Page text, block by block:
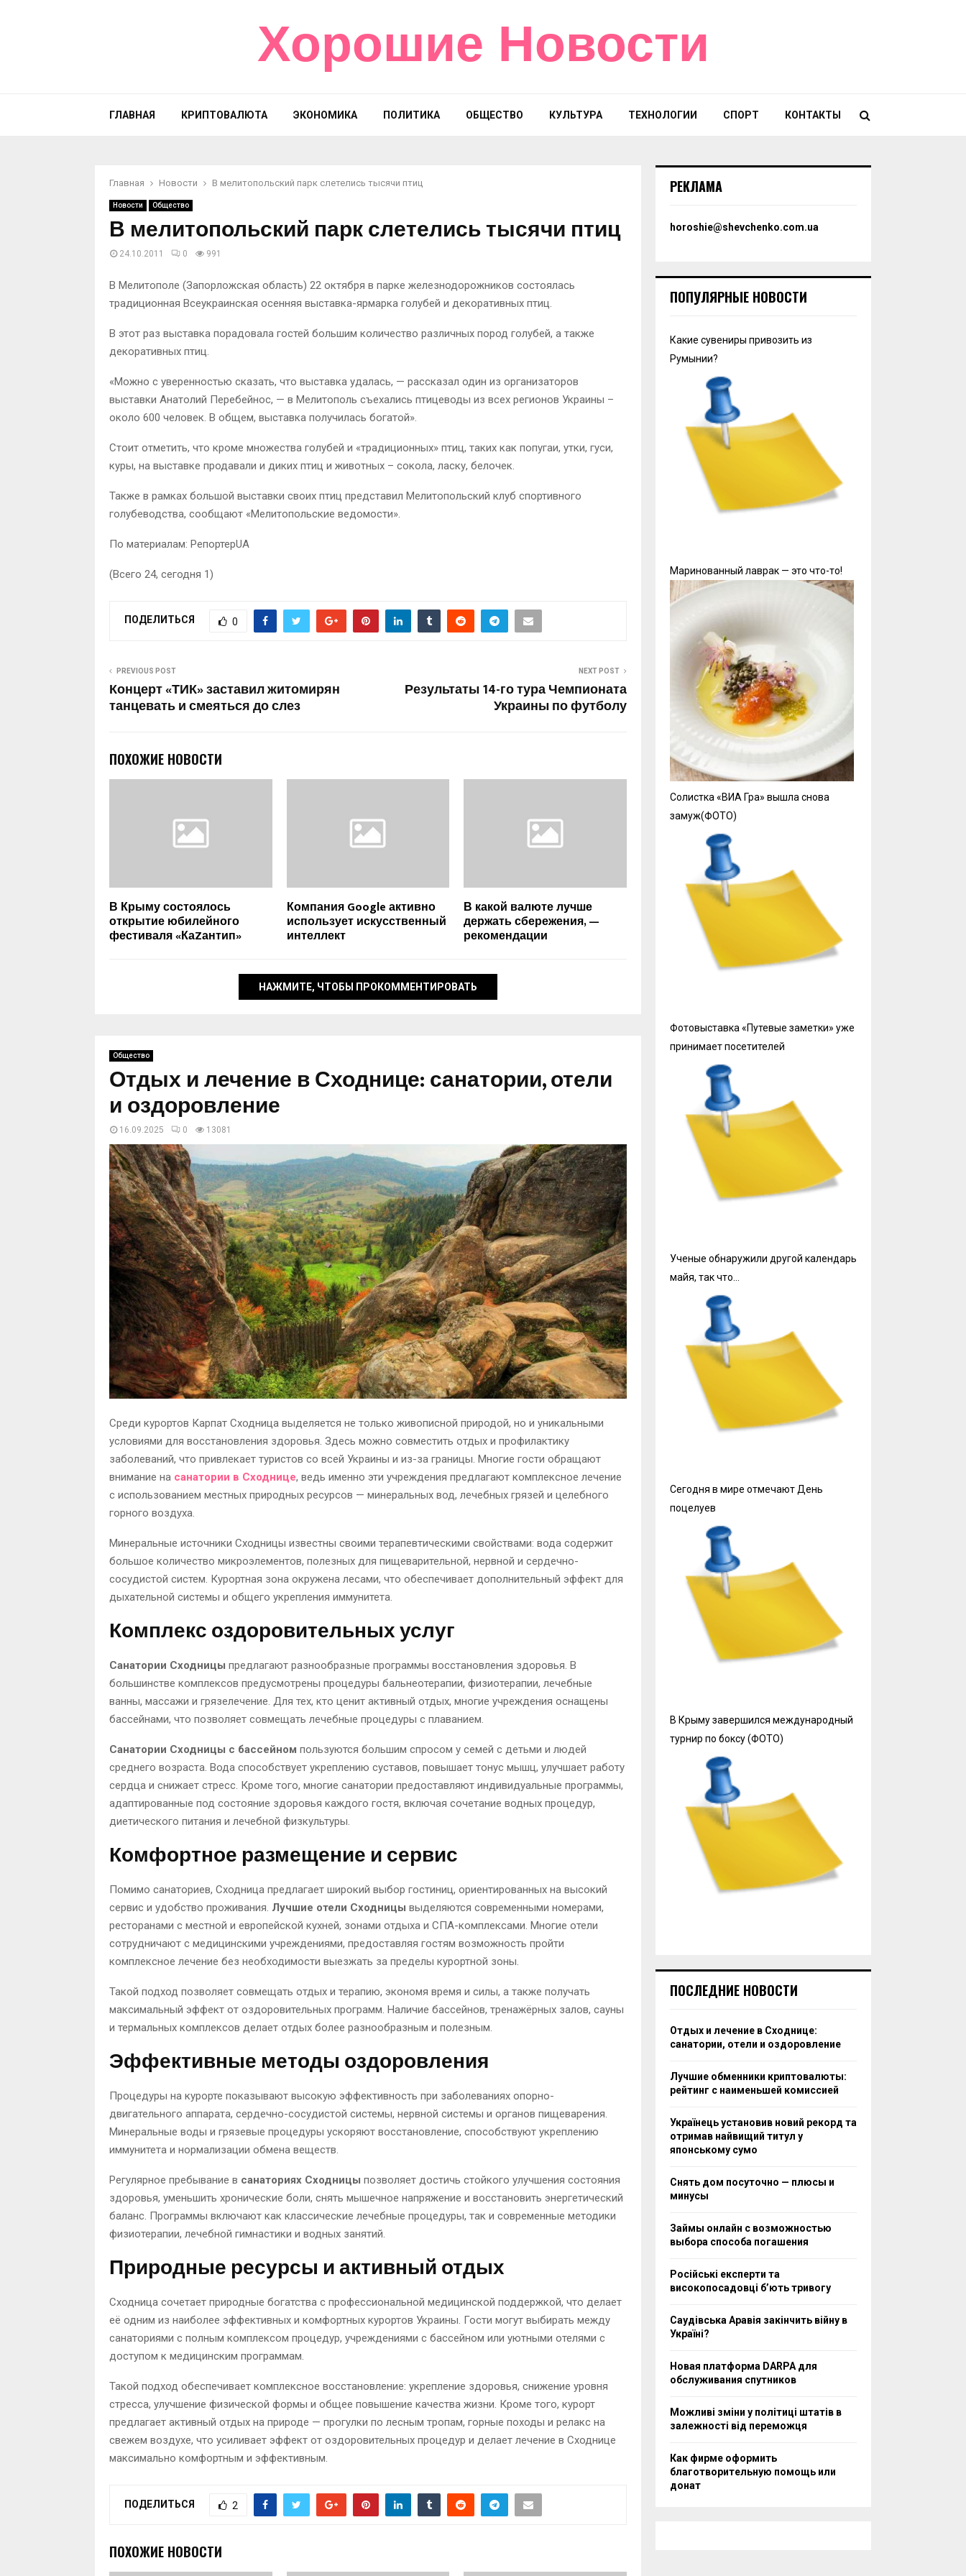
Хорошие Новости
ГЛАВНАЯ КРИПТОВАЛЮТА ЭКОНОМИКА ПОЛИТИКА ОБЩЕСТВО КУЛЬТУРА ТЕХНОЛОГИИ СПОРТ КОНТАКТЫ
Главная Новости В мелитопольский парк слетелись тысячи птиц
Новости Общество
В мелитопольский парк слетелись тысячи птиц
24.10.2011 0 991
В Мелитополе (Запорложская область) 22 октября в парке железнодорожников состоялась
традиционная Всеукраинская осенняя выставка-ярмарка голубей и декоративных птиц.
В этот раз выставка порадовала гостей большим количество различных пород голубей, а также
декоративных птиц.
«Можно с уверенностью сказать, что выставка удалась, — рассказал один из организаторов
выставки Анатолий Перебейнос, — в Мелитополь съехались птицеводы из всех регионов Украины –
около 600 человек. В общем, выставка получилась богатой».
Стоит отметить, что кроме множества голубей и «традиционных» птиц, таких как попугаи, утки, гуси,
куры, на выставке продавали и диких птиц и животных – сокола, ласку, белочек.
Также в рамках большой выставки своих птиц представил Мелитопольский клуб спортивного
голубеводства, сообщают «Мелитопольские ведомости».
По материалам: РепортерUA
(Всего 24, сегодня 1)
ПОДЕЛИТЬСЯ 0
PREVIOUS POST
Концерт «ТИК» заставил житомирян
танцевать и смеяться до слез
NEXT POST
Результаты 14-го тура Чемпионата
Украины по футболу
ПОХОЖИЕ НОВОСТИ
В Крыму состоялось
открытие юбилейного
фестиваля «КаZантип»
Компания Google активно
использует искусственный
интеллект
В какой валюте лучше
держать сбережения, —
рекомендации
НАЖМИТЕ, ЧТОБЫ ПРОКОММЕНТИРОВАТЬ
Общество
Отдых и лечение в Сходнице: санатории, отели
и оздоровление
16.09.2025 0 13081
Среди курортов Карпат Сходница выделяется не только живописной природой, но и уникальными
условиями для восстановления здоровья. Здесь можно совместить отдых и профилактику
заболеваний, что привлекает туристов со всей Украины и из-за границы. Многие гости обращают
внимание на санатории в Сходнице, ведь именно эти учреждения предлагают комплексное лечение
с использованием местных природных ресурсов — минеральных вод, лечебных грязей и целебного
горного воздуха.
Минеральные источники Сходницы известны своими терапевтическими свойствами: вода содержит
большое количество микроэлементов, полезных для пищеварительной, нервной и сердечно-
сосудистой систем. Курортная зона окружена лесами, что обеспечивает дополнительный эффект для
дыхательной системы и общего укрепления иммунитета.
Комплекс оздоровительных услуг
Санатории Сходницы предлагают разнообразные программы восстановления здоровья. В
большинстве комплексов предусмотрены процедуры бальнеотерапии, физиотерапии, лечебные
ванны, массажи и грязелечение. Для тех, кто ценит активный отдых, многие учреждения оснащены
бассейнами, что позволяет совмещать лечебные процедуры с плаванием.
Санатории Сходницы с бассейном пользуются большим спросом у семей с детьми и людей
среднего возраста. Вода способствует укреплению суставов, повышает тонус мышц, улучшает работу
сердца и снижает стресс. Кроме того, многие санатории предоставляют индивидуальные программы,
адаптированные под состояние здоровья каждого гостя, включая сочетание водных процедур,
диетического питания и лечебной физкультуры.
Комфортное размещение и сервис
Помимо санаториев, Сходница предлагает широкий выбор гостиниц, ориентированных на высокий
сервис и удобство проживания. Лучшие отели Сходницы выделяются современными номерами,
ресторанами с местной и европейской кухней, зонами отдыха и СПА-комплексами. Многие отели
сотрудничают с медицинскими учреждениями, предоставляя гостям возможность пройти
комплексное лечение без необходимости выезжать за пределы курортной зоны.
Такой подход позволяет совмещать отдых и терапию, экономя время и силы, а также получать
максимальный эффект от оздоровительных программ. Наличие бассейнов, тренажёрных залов, сауны
и термальных комплексов делает отдых более разнообразным и полезным.
Эффективные методы оздоровления
Процедуры на курорте показывают высокую эффективность при заболеваниях опорно-
двигательного аппарата, сердечно-сосудистой системы, нервной системы и органов пищеварения.
Минеральные воды и грязевые процедуры ускоряют восстановление, способствуют укреплению
иммунитета и нормализации обмена веществ.
Регулярное пребывание в санаториях Сходницы позволяет достичь стойкого улучшения состояния
здоровья, уменьшить хронические боли, снять мышечное напряжение и восстановить энергетический
баланс. Программы включают как классические лечебные процедуры, так и современные методики
физиотерапии, лечебной гимнастики и водных занятий.
Природные ресурсы и активный отдых
Сходница сочетает природные богатства с профессиональной медицинской поддержкой, что делает
её одним из наиболее эффективных и комфортных курортов Украины. Гости могут выбирать между
санаториями с полным комплексом процедур, учреждениями с бассейном или уютными отелями с
доступом к медицинским программам.
Такой подход обеспечивает комплексное восстановление: укрепление здоровья, снижение уровня
стресса, улучшение физической формы и общее повышение качества жизни. Кроме того, курорт
предлагает активный отдых на природе — прогулки по лесным тропам, горные походы и релакс на
свежем воздухе, что усиливает эффект от оздоровительных процедур и делает лечение в Сходнице
максимально комфортным и эффективным.
ПОДЕЛИТЬСЯ 2
ПОХОЖИЕ НОВОСТИ
РЕКЛАМА
horoshie@shevchenko.com.ua
ПОПУЛЯРНЫЕ НОВОСТИ
Какие сувениры привозить из
Румынии?
Маринованный лаврак — это что-то!
Солистка «ВИА Гра» вышла снова
замуж(ФОТО)
Фотовыставка «Путевые заметки» уже
принимает посетителей
Ученые обнаружили другой календарь
майя, так что…
Сегодня в мире отмечают День
поцелуев
В Крыму завершился международный
турнир по боксу (ФОТО)
ПОСЛЕДНИЕ НОВОСТИ
Отдых и лечение в Сходнице:
санатории, отели и оздоровление
Лучшие обменники криптовалюты:
рейтинг с наименьшей комиссией
Українець установив новий рекорд та
отримав найвищий титул у
японському сумо
Снять дом посуточно — плюсы и
минусы
Займы онлайн с возможностью
выбора способа погашения
Російські експерти та
високопосадовці бʼють тривогу
Саудівська Аравія закінчить війну в
Україні?
Новая платформа DARPA для
обслуживания спутников
Можливі зміни у політиці штатів в
залежності від переможця
Как фирме оформить
благотворительную помощь или
донат